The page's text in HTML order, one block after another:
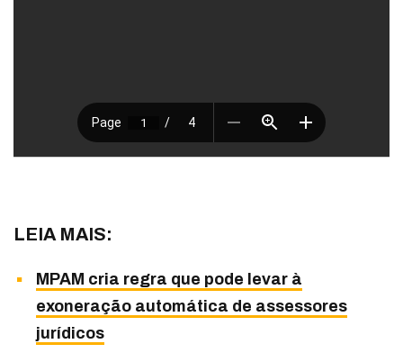
LEIA MAIS:
MPAM cria regra que pode levar à
exoneração automática de assessores
jurídicos